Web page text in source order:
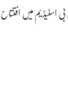
روز ایل بی اسٹیڈیم میں افتتاح